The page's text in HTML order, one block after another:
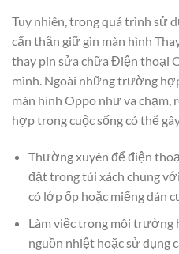
Tuy nhiên, trong quá trình sử
cẩn thận giữ gìn màn hình
thay pin sửa chữa Điện thoại
mình. Ngoài những trường
màn hình Oppo như va
hợp trong cuộc sống có thể
Thường xuyên để điện
đặt trong túi xách chung
có lớp ốp hoặc miếng dán
Làm việc trong môi trường
nguồn nhiệt hoặc sử dụng